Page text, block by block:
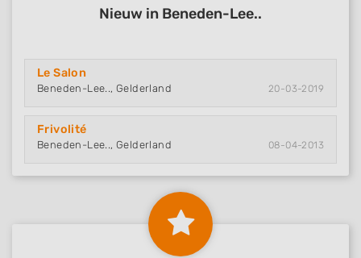
Nieuw in Beneden-Lee..
Le Salon
Beneden-Lee.., Gelderland 20-03-2019
Frivolité
Beneden-Lee.., Gelderland 08-04-2013